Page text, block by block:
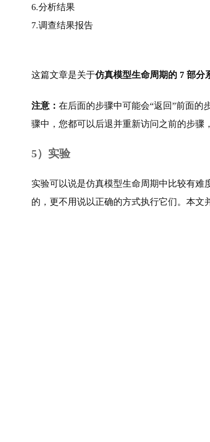
6.分析结果
7.调查结果报告
这篇文章是关于仿真模型生命周期的 7 部分
注意： 在后面的步骤中可能会“返回”前面
骤中，您都可以后退并重新访问之前的步骤
5）实验
实验可以说是仿真模型生命周期中比较有
的，更不用说以正确的方式执行它们。本文